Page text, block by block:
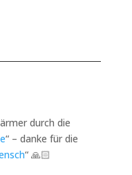
durch die
“ – danke für die
“ 🙏🏻